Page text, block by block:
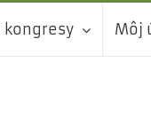
kongresy Môj